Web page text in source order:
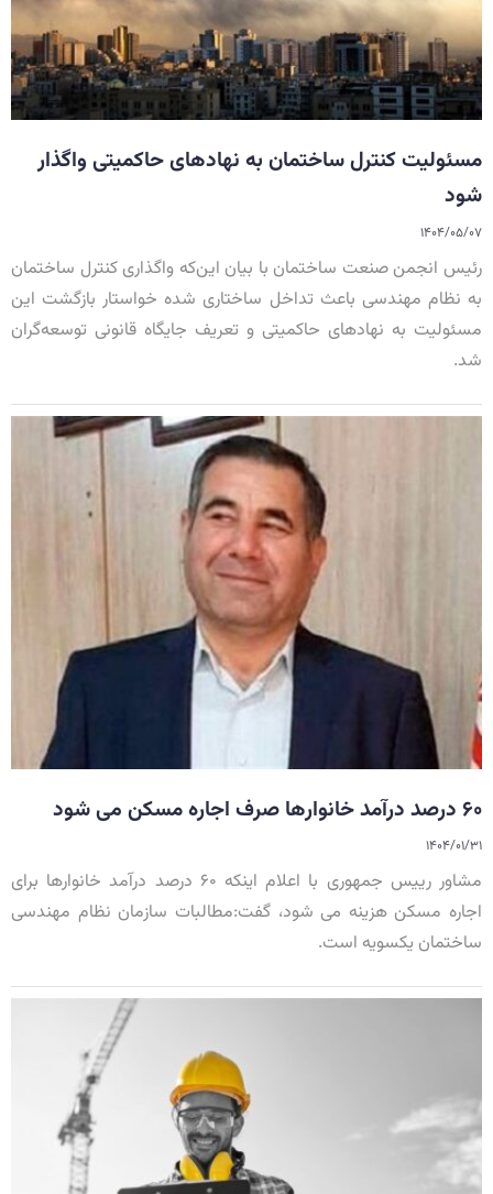
مسئولیت کنترل ساختمان به نهادهای حاکمیتی واگذار
شود
۱۴۰۴/۰۵/۰۷
رئیس انجمن صنعت ساختمان با بیان این‌که واگذاری کنترل ساختمان
به نظام مهندسی باعث تداخل ساختاری شده خواستار بازگشت این
مسئولیت به نهادهای حاکمیتی و تعریف جایگاه قانونی توسعه‌گران
شد.
۶۰ درصد درآمد خانوارها صرف اجاره مسکن می شود
۱۴۰۴/۰۱/۳۱
مشاور رییس جمهوری با اعلام اینکه ۶۰ درصد درآمد خانوارها برای
اجاره مسکن هزینه می شود، گفت:مطالبات سازمان نظام مهندسی
ساختمان یکسویه است.